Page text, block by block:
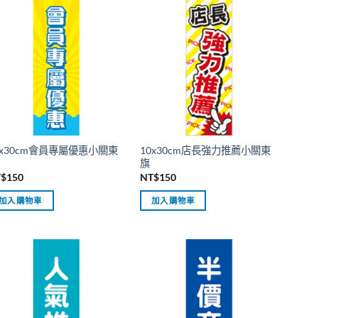
會員專屬優惠小關東
150
入購物車
10x30cm店長強力推薦小關東
旗
NT$150
加入購物車